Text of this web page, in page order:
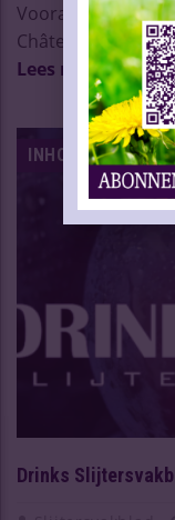
Vooraf Gratis
Château de
Lees meer
INHOUD VAKBLAD
Drinks